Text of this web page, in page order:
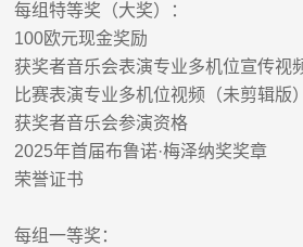
每组特等奖 （大奖）：
100欧元现金奖励
获奖者音乐会表演专业多机位宣传视
比赛表演专业多机位视频（未剪辑版）
获奖者音乐会参演资格
2025年首届布鲁诺·梅泽纳奖奖章
荣誉证书
每组一等奖：